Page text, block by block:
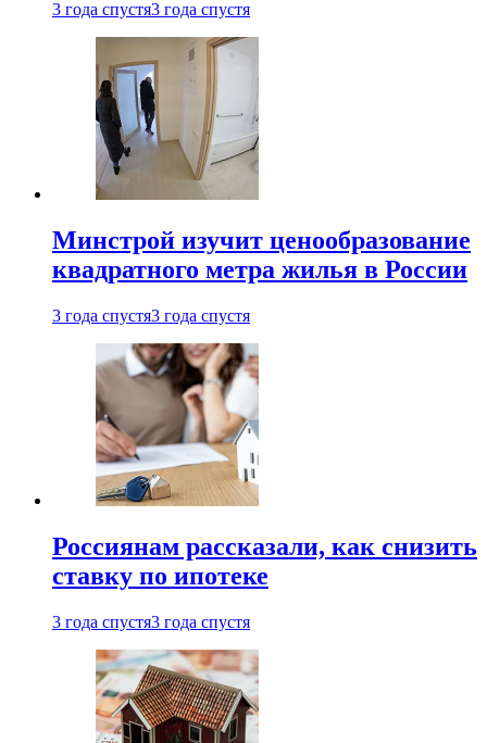
3 года спустя3 года спустя
Минстрой изучит ценообразование
квадратного метра жилья в России
3 года спустя3 года спустя
Россиянам рассказали, как снизить
ставку по ипотеке
3 года спустя3 года спустя